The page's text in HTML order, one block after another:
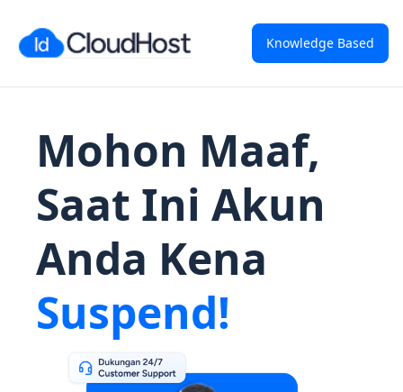
Knowledge Based
Mohon Maaf,
Saat Ini Akun
Anda Kena
Suspend!